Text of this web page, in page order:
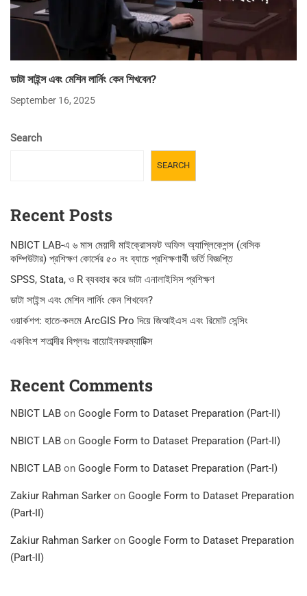
ডাটা সাইন্স এবং মেশিন লার্নিং কেন শিখবেন?
September 16, 2025
Search
SEARCH
Recent Posts
NBICT LAB-এ ৬ মাস মেয়াদী মাইক্রোসফট অফিস অ্যাপ্লিকেশন্স (বেসিক
কম্পিউটার) প্রশিক্ষণ কোর্সের ৫০ নং ব্যাচে প্রশিক্ষণার্থী ভর্তি বিজ্ঞপ্তি
SPSS, Stata, ও R ব্যবহার করে ডাটা এনালাইসিস প্রশিক্ষণ
ডাটা সাইন্স এবং মেশিন লার্নিং কেন শিখবেন?
ওয়ার্কশপ: হাতে-কলমে ArcGIS Pro দিয়ে জিআইএস এবং রিমোট সেন্সিং
একবিংশ শতাব্দীর বিপ্লবঃ বায়োইনফরম্যাটিক্স
Recent Comments
NBICT LAB on Google Form to Dataset Preparation (Part-II)
NBICT LAB on Google Form to Dataset Preparation (Part-II)
NBICT LAB on Google Form to Dataset Preparation (Part-I)
Zakiur Rahman Sarker on Google Form to Dataset Preparation
(Part-II)
Zakiur Rahman Sarker on Google Form to Dataset Preparation
(Part-II)